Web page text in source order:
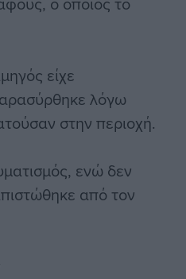
είχε
λόγω
στην περιοχή.
ενώ δεν
από τον